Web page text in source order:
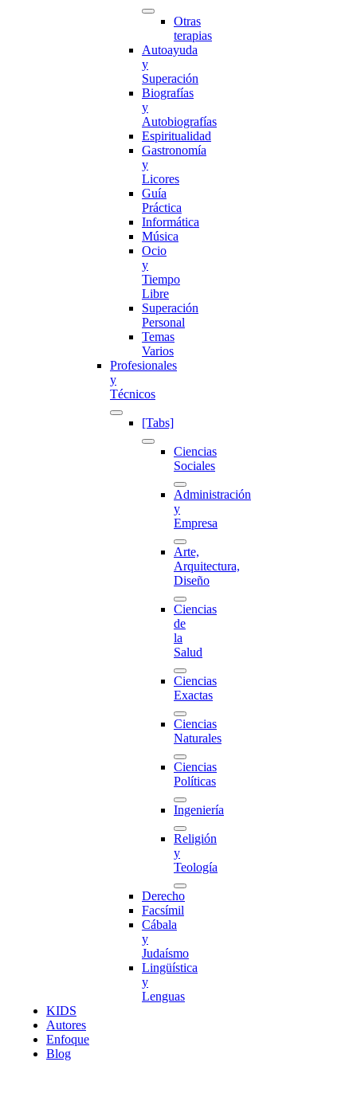
Otras
terapias
Autoayuda
y
Superación
Biografías
y
Autobiografías
Espiritualidad
Gastronomía
y
Licores
Guía
Práctica
Informática
Música
Ocio
y
Tiempo
Libre
Superación
Personal
Temas
Varios
Profesionales
y
Técnicos
[Tabs]
Ciencias
Sociales
Administración
y
Empresa
Arte,
Arquitectura,
Diseño
Ciencias
de
la
Salud
Ciencias
Exactas
Ciencias
Naturales
Ciencias
Políticas
Ingeniería
Religión
y
Teología
Derecho
Facsímil
Cábala
y
Judaísmo
Lingüística
y
Lenguas
KIDS
Autores
Enfoque
Blog